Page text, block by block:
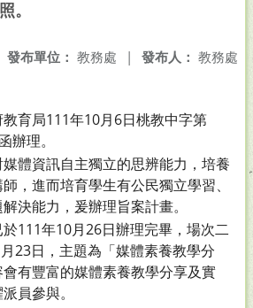
。
發布人： 教務處
發布單位： 教務處 |
育局111年10月6日桃教中字第
辦理。
體資訊自主獨立的思辨能力，培養
，進而培育學生有公民獨立學習、
決能力，爰辦理旨案計畫。
111年10月26日辦理完畢，場次二
23日，主題為「媒體素養教學分
有豐富的媒體素養教學分享及實
員參與。